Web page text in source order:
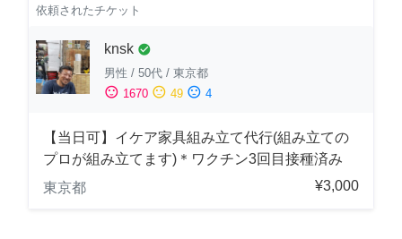
依頼されたチケット
knsk check_circle
男性 / 50代 / 東京都
sentiment_satisfied 1670 sentiment_neutral 49 sentiment_dissatisfied 4
【当日可】イケア家具組み立て代行(組み立ての
プロが組み立てます)＊ワクチン3回目接種済み
東京都
¥3,000